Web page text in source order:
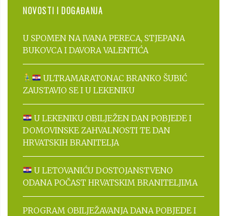
NOVOSTI I DOGAĐANJA
U SPOMEN NA IVANA PERECA, STJEPANA
BUKOVCA I DAVORA VALENTIĆA
ULTRAMARATONAC BRANKO ŠUBIĆ
ZAUSTAVIO SE I U LEKENIKU
U LEKENIKU OBILJEŽEN DAN POBJEDE I
DOMOVINSKE ZAHVALNOSTI TE DAN
HRVATSKIH BRANITELJA
U LETOVANIĆU DOSTOJANSTVENO
ODANA POČAST HRVATSKIM BRANITELJIMA
PROGRAM OBILJEŽAVANJA DANA POBJEDE I